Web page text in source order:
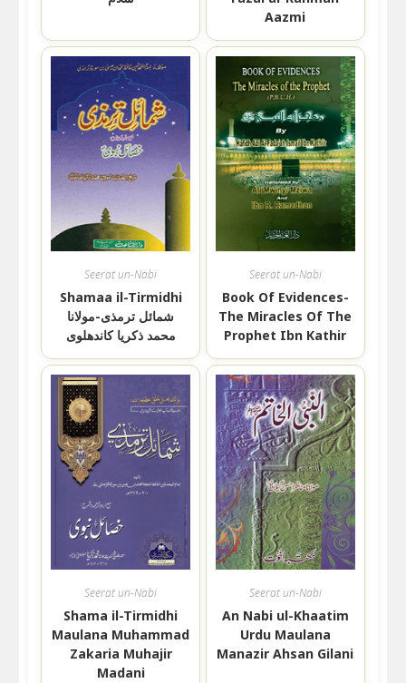
Aazmi
Seerat un-Nabi
Shamaa il-Tirmidhi
شمائل ترمذی-مولانا
محمد ذکریا کاندھلوی
Seerat un-Nabi
Book Of Evidences-
The Miracles Of The
Prophet Ibn Kathir
Seerat un-Nabi
Shama il-Tirmidhi
Maulana Muhammad
Zakaria Muhajir
Madani
Seerat un-Nabi
An Nabi ul-Khaatim
Urdu Maulana
Manazir Ahsan Gilani